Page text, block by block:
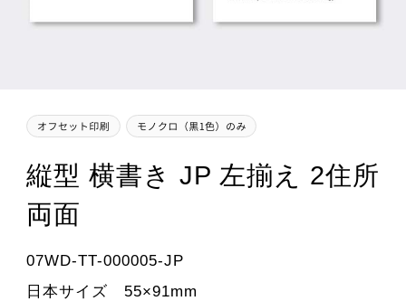
縦型 横書き JP 左揃え 2住所
両面
07WD-TT-000005-JP
日本サイズ 55×91mm